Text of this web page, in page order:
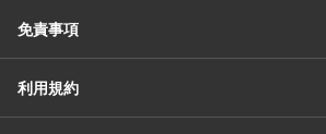
免責事項
利用規約